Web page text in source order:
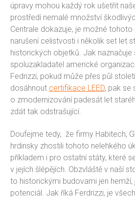
úpravy mohou každý rok ušetřit
prostředí nemalé množství
Centrale dokazuje, je možné
narušení celistvosti i několik set let
historických objetků. Jak naznačuje
spoluzakladatel americké
Fedrizzi, pokud může přes půl
dosáhnout certifikace LEED, pak se
o zmodernizování padesát let
zdát tak odstrašující.
Doufejme tedy, že firmy Habitech,
hrdinsky zhostili tohoto nelehkého
příkladem i pro ostatní státy, které
v jejích šlépějích. Obzvláště v naší
to historickými budovami jen
potenciál. Jak říká Ferdrizzi, je